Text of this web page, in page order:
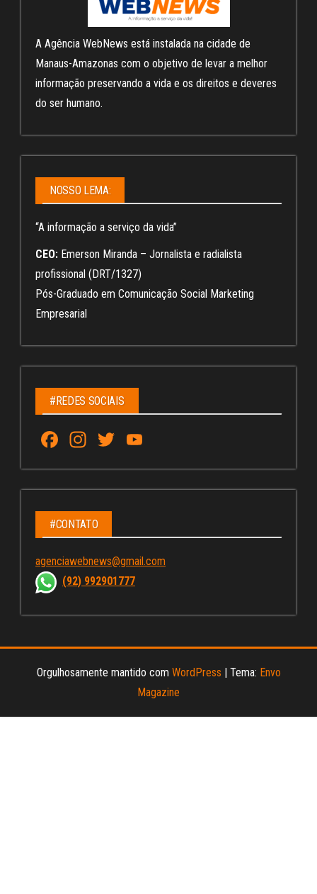
A Agência WebNews está instalada na cidade de
Manaus-Amazonas com o objetivo de levar a melhor
informação preservando a vida e os direitos e deveres
do ser humano.
NOSSO LEMA:
“A informação a serviço da vida”
CEO: Emerson Miranda – Jornalista e radialista
profissional (DRT/1327)
Pós-Graduado em Comunicação Social Marketing
Empresarial
#REDES SOCIAIS
Fa
ce
bo
ok
In
st
ag
ra
m
T
wi
tt
u
Tu
C
ha
#CONTATO
agenciawebnews@gmail.com
(92) 992901777
Orgulhosamente mantido com WordPress | Tema: Envo
Magazine